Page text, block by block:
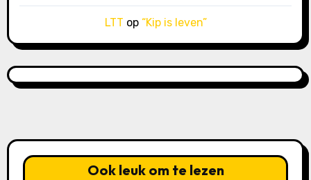
LTT op “Kip is leven”
Ook leuk om te lezen